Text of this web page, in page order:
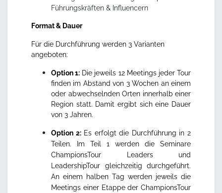
Führungskräften & Influencern
Format & Dauer
Für die Durchführung werden 3 Varianten
angeboten:
Option 1: Die jeweils 12 Meetings jeder Tour
finden im Abstand von 3 Wochen an einem
oder abwechselnden Orten innerhalb einer
Region statt. Damit ergibt sich eine Dauer
von 3 Jahren.
Option 2: Es erfolgt die Durchführung in 2
Teilen. Im Teil 1 werden die Seminare
ChampionsTour Leaders und
LeadershipTour gleichzeitig durchgeführt.
An einem halben Tag werden jeweils die
Meetings einer Etappe der ChampionsTour